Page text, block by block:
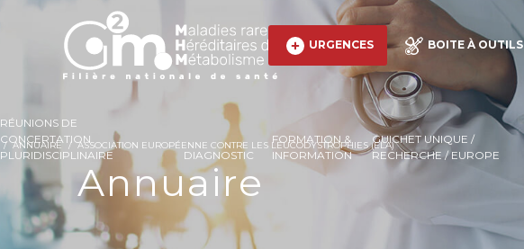
URGENCES BOITE À OUTILS
RÉUNIONS DE
CONCERTATION
PLURIDISCIPLINAIRE
DIAGNOSTIC
FORMATION &
INFORMATION
GUICHET UNIQUE /
RECHERCHE / EUROPE
Annuaire
/ ANNUAIRE / ASSOCIATION EUROPÉENNE CONTRE LES LEUCODYSTROPHIES (ELA)